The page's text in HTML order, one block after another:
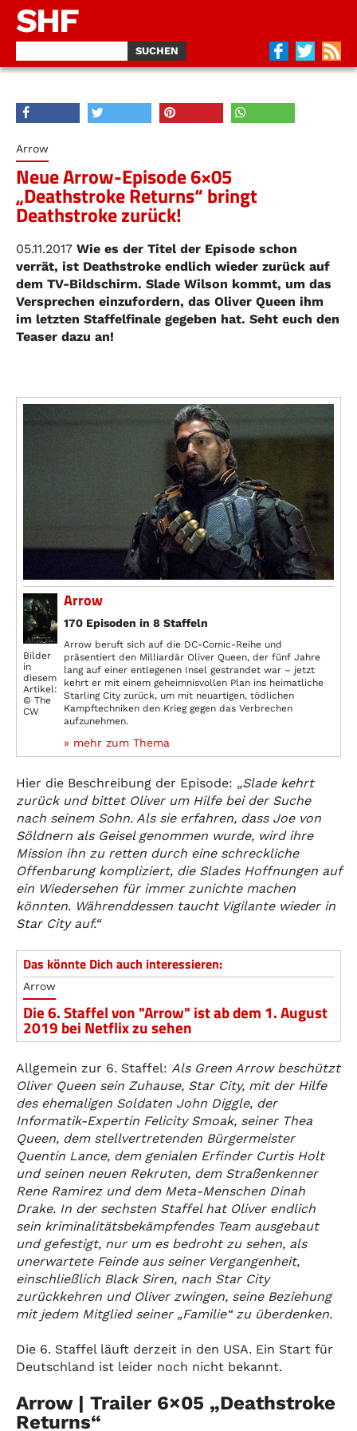
SHF
Arrow
Neue Arrow-Episode 6×05
„Deathstroke Returns“ bringt
Deathstroke zurück!
05.11.2017 Wie es der Titel der Episode schon
verrät, ist Deathstroke endlich wieder zurück auf
dem TV-Bildschirm. Slade Wilson kommt, um das
Versprechen einzufordern, das Oliver Queen ihm
im letzten Staffelfinale gegeben hat. Seht euch den
Teaser dazu an!
Bilder
in
diesem
Artikel:
© The
CW
Arrow
170 Episoden in 8 Staffeln
Arrow beruft sich auf die DC-Comic-Reihe und
präsentiert den Milliardär Oliver Queen, der fünf Jahre
lang auf einer entlegenen Insel gestrandet war – jetzt
kehrt er mit einem geheimnisvollen Plan ins heimatliche
Starling City zurück, um mit neuartigen, tödlichen
Kampftechniken den Krieg gegen das Verbrechen
aufzunehmen.
» mehr zum Thema
Hier die Beschreibung der Episode: „Slade kehrt
zurück und bittet Oliver um Hilfe bei der Suche
nach seinem Sohn. Als sie erfahren, dass Joe von
Söldnern als Geisel genommen wurde, wird ihre
Mission ihn zu retten durch eine schreckliche
Offenbarung kompliziert, die Slades Hoffnungen auf
ein Wiedersehen für immer zunichte machen
könnten. Währenddessen taucht Vigilante wieder in
Star City auf.“
Das könnte Dich auch interessieren:
Arrow
Die 6. Staffel von "Arrow" ist ab dem 1. August
2019 bei Netflix zu sehen
Allgemein zur 6. Staffel: Als Green Arrow beschützt
Oliver Queen sein Zuhause, Star City, mit der Hilfe
des ehemaligen Soldaten John Diggle, der
Informatik-Expertin Felicity Smoak, seiner Thea
Queen, dem stellvertretenden Bürgermeister
Quentin Lance, dem genialen Erfinder Curtis Holt
und seinen neuen Rekruten, dem Straßenkenner
Rene Ramirez und dem Meta-Menschen Dinah
Drake. In der sechsten Staffel hat Oliver endlich
sein kriminalitätsbekämpfendes Team ausgebaut
und gefestigt, nur um es bedroht zu sehen, als
unerwartete Feinde aus seiner Vergangenheit,
einschließlich Black Siren, nach Star City
zurückkehren und Oliver zwingen, seine Beziehung
mit jedem Mitglied seiner „Familie“ zu überdenken.
Die 6. Staffel läuft derzeit in den USA. Ein Start für
Deutschland ist leider noch nicht bekannt.
Arrow | Trailer 6×05 „Deathstroke
Returns“